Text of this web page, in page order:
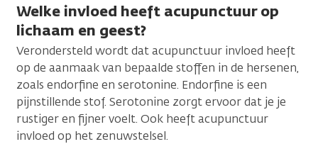
Welke invloed heeft acupunctuur op
lichaam en geest?
Verondersteld wordt dat acupunctuur invloed heeft
op de aanmaak van bepaalde stoffen in de hersenen,
zoals endorfine en serotonine. Endorfine is een
pijnstillende stof. Serotonine zorgt ervoor dat je je
rustiger en fijner voelt. Ook heeft acupunctuur
invloed op het zenuwstelsel.